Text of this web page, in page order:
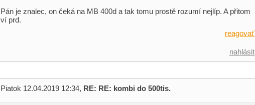
Pán je znalec, on čeká na MB 400d a tak tomu prostě rozumí nejlíp. A přitom
ví prd.
reagovať
nahlásit
Piatok 12.04.2019 12:34, RE: RE: kombi do 500tis.